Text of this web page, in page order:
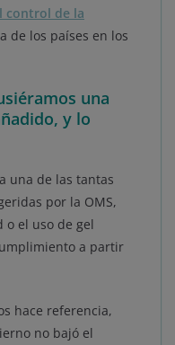
control de la
de los países en los
una
y lo
una de las tantas
por la OMS,
o el uso de gel
a partir
hace referencia,
no bajó el